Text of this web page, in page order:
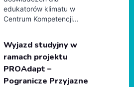
edukatorów klimatu w
Centrum Kompetencji...
Wyjazd studyjny w
ramach projektu
PROAdapt –
Pogranicze Przyjazne